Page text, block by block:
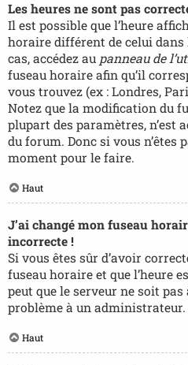
Les heures ne sont pas
Il est possible que l’heure
horaire différent de celui dans
cas, accédez au panneau de
fuseau horaire afin qu’il
vous trouvez (ex : Londres,
Notez que la modification du
plupart des paramètres, n’est
du forum. Donc si vous n’êtes
moment pour le faire.
Haut
J’ai changé mon fuseau
incorrecte !
Si vous êtes sûr d’avoir
fuseau horaire et que l’heure
peut que le serveur ne soit pas
problème à un administrateur.
Haut